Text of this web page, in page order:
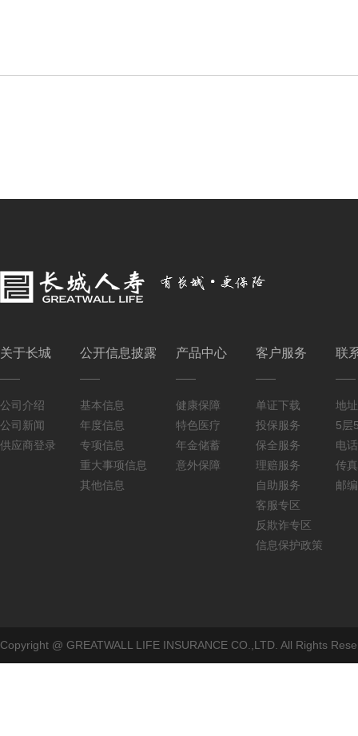
关于长城
公司介绍
公司新闻
供应商登录
公开信息披露
基本信息
年度信息
专项信息
重大事项信息
其他信息
产品中心
健康保障
特色医疗
年金储蓄
意外保障
客户服务
单证下载
投保服务
保全服务
理赔服务
自助服务
客服专区
反欺诈专区
信息保护政策
联
地
5层
电
传
邮
Copyright @ GREATWALL LIFE INSURANCE CO.,LTD. All Rights